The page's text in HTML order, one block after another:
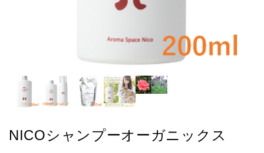
プライバシーポリシー
特定商取引法について
0120-40-1387
NICOシャンプーオーガニックス